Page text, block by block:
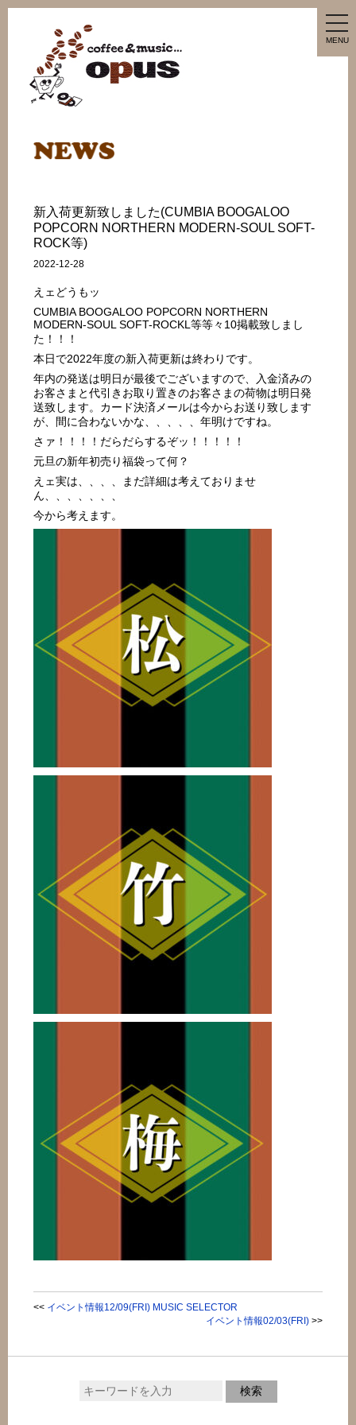
MENU
新入荷更新致しました(CUMBIA BOOGALOO
POPCORN NORTHERN MODERN-SOUL SOFT-
ROCK等)
2022-12-28
えェどうもッ
CUMBIA BOOGALOO POPCORN NORTHERN
MODERN-SOUL SOFT-ROCKL等等々10掲載致しまし
た！！！
本日で2022年度の新入荷更新は終わりです。
年内の発送は明日が最後でございますので、入金済みの
お客さまと代引きお取り置きのお客さまの荷物は明日発
送致します。カード決済メールは今からお送り致します
が、間に合わないかな、、、、、年明けですね。
さァ！！！！だらだらするぞッ！！！！！
元旦の新年初売り福袋って何？
えェ実は、、、、まだ詳細は考えておりませ
ん、、、、、、、
今から考えます。
<< イベント情報12/09(FRI) MUSIC SELECTOR
イベント情報02/03(FRI)>>